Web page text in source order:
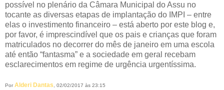
possível no plenário da Câmara Municipal do Assu no
tocante as diversas etapas de implantação do IMPI – entre
elas o investimento financeiro – está aberto por este blog e,
por favor, é imprescindível que os pais e crianças que foram
matriculados no decorrer do mês de janeiro em uma escola
até então “fantasma” e a sociedade em geral recebam
esclarecimentos em regime de urgência urgentíssima.
Por Alderi Dantas, 02/02/2017 às 23:15